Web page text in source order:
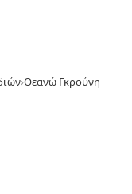
›Θεανώ Γκρούνη